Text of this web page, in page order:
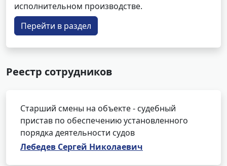
исполнительном производстве.
Перейти в раздел
Реестр сотрудников
Старший смены на объекте - судебный
пристав по обеспечению установленного
порядка деятельности судов
Лебедев Сергей Николаевич